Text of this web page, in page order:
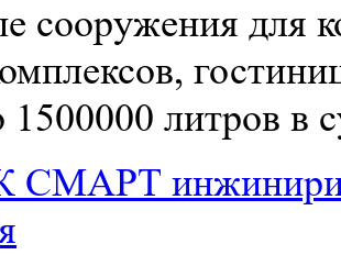
сооружения для
1500000 литров в
СМАРТ